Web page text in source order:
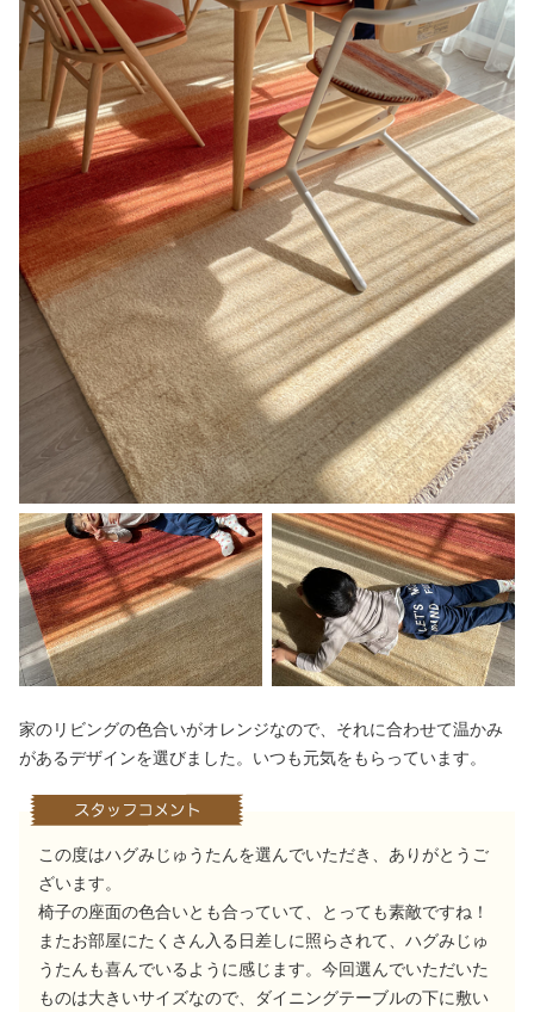
家のリビングの色合いがオレンジなので、それに合わせて温かみ
があるデザインを選びました。いつも元気をもらっています。
この度はハグみじゅうたんを選んでいただき、ありがとうご
ざいます。
椅子の座面の色合いとも合っていて、とっても素敵ですね！
またお部屋にたくさん入る日差しに照らされて、ハグみじゅ
うたんも喜んでいるように感じます。今回選んでいただいた
ものは大きいサイズなので、ダイニングテーブルの下に敷い